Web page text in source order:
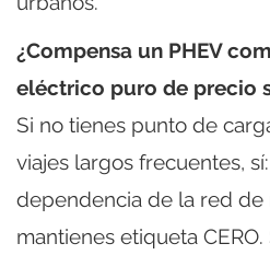
¿Compensa un PHEV
eléctrico puro de precio
Si no tienes punto de
viajes largos frecuentes,
dependencia de la red de
mantienes etiqueta